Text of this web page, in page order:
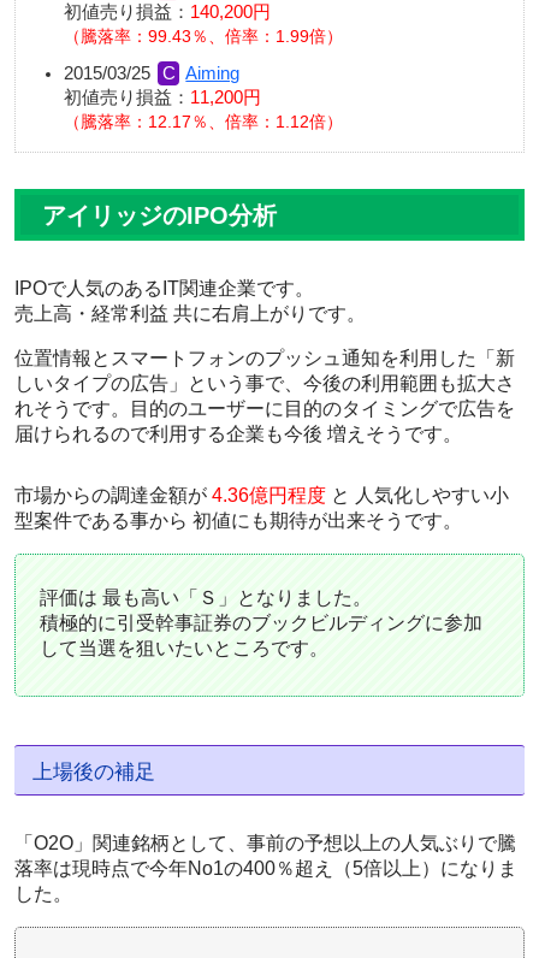
初値売り損益： 140,200円
騰落率：99.43％、倍率：1.99倍
2015/03/25
Aiming
初値売り損益： 11,200円
騰落率：12.17％、倍率：1.12倍
アイリッジのIPO分析
IPOで人気のある IT関連企業です。
売上高・経常利益 共に右肩上がり です。
位置情報とスマートフォンのプッシュ通知を利用した「新
しいタイプの広告」
という事で、今後の利用範囲も拡大さ
れそうです。目的のユーザーに目的のタイミングで広告を
届けられるので利用する企業も今後 増えそうです。
市場からの調達金額が 4.36億円程度 と 人気化しやすい小
型案件である事から 初値にも期待が出来そうです。
評価は 最も高い「Ｓ」
となりました。
積極的に引受幹事証券のブックビルディングに参加
して当選を狙いたいところです。
上場後の補足
「O2O」関連銘柄として、事前の予想以上の人気ぶりで騰
落率は現時点で今年No1の400％超え（5倍以上） になりま
した。